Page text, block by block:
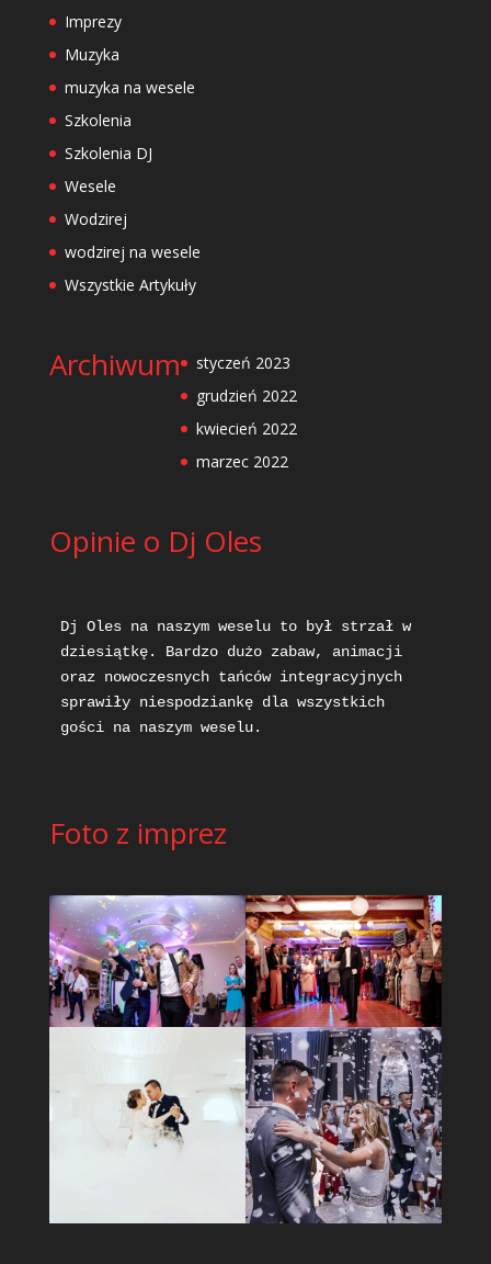
Imprezy
Muzyka
muzyka na wesele
Szkolenia
Szkolenia DJ
Wesele
Wodzirej
wodzirej na wesele
Wszystkie Artykuły
Archiwum
styczeń 2023
grudzień 2022
kwiecień 2022
marzec 2022
Opinie o Dj Oles
Dj Oles na naszym weselu to był strzał w
dziesiątkę. Bardzo dużo zabaw, animacji
oraz nowoczesnych tańców integracyjnych
sprawiły niespodziankę dla wszystkich
gości na naszym weselu.
Foto z imprez